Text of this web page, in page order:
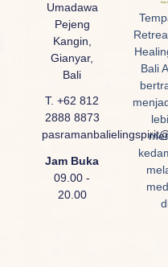
Bali
Umadawa
Pejeng
Kangin,
Gianyar,
Bali
T. +62 812
2888 8873
Jam Buka
09.00 -
20.00